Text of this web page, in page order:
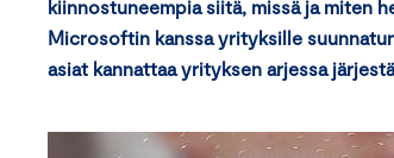
kiinnostuneempia siitä, missä ja miten
Microsoftin kanssa yrityksille
asiat kannattaa yrityksen arjessa